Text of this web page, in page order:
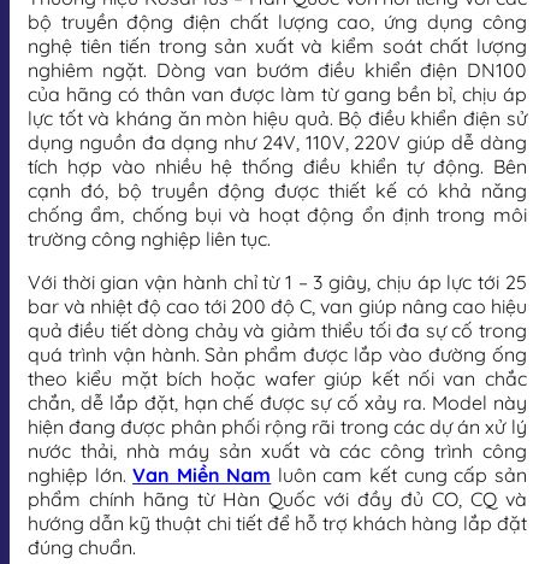
bộ truyền động điện chất lượng cao, ứng dụng công
nghệ tiên tiến trong sản xuất và kiểm soát chất lượng
nghiêm ngặt. Dòng van bướm điều khiển điện DN100
của hãng có thân van được làm từ gang bền bỉ, chịu áp
lực tốt và kháng ăn mòn hiệu quả. Bộ điều khiển điện sử
dụng nguồn đa dạng như 24V, 110V, 220V giúp dễ dàng
tích hợp vào nhiều hệ thống điều khiển tự động. Bên
cạnh đó, bộ truyền động được thiết kế có khả năng
chống ẩm, chống bụi và hoạt động ổn định trong môi
trường công nghiệp liên tục.
Với thời gian vận hành chỉ từ 1 – 3 giây, chịu áp lực tới 25
bar và nhiệt độ cao tới 200 độ C, van giúp nâng cao hiệu
quả điều tiết dòng chảy và giảm thiểu tối đa sự cố trong
quá trình vận hành. Sản phẩm được lắp vào đường ống
theo kiểu mặt bích hoặc wafer giúp kết nối van chắc
chắn, dễ lắp đặt, hạn chế được sự cố xảy ra. Model này
hiện đang được phân phối rộng rãi trong các dự án xử lý
nước thải, nhà máy sản xuất và các công trình công
nghiệp lớn.Van Miền Nam luôn cam kết cung cấp sản
phẩm chính hãng từ Hàn Quốc với đầy đủ CO, CQ và
hướng dẫn kỹ thuật chi tiết để hỗ trợ khách hàng lắp đặt
đúng chuẩn.